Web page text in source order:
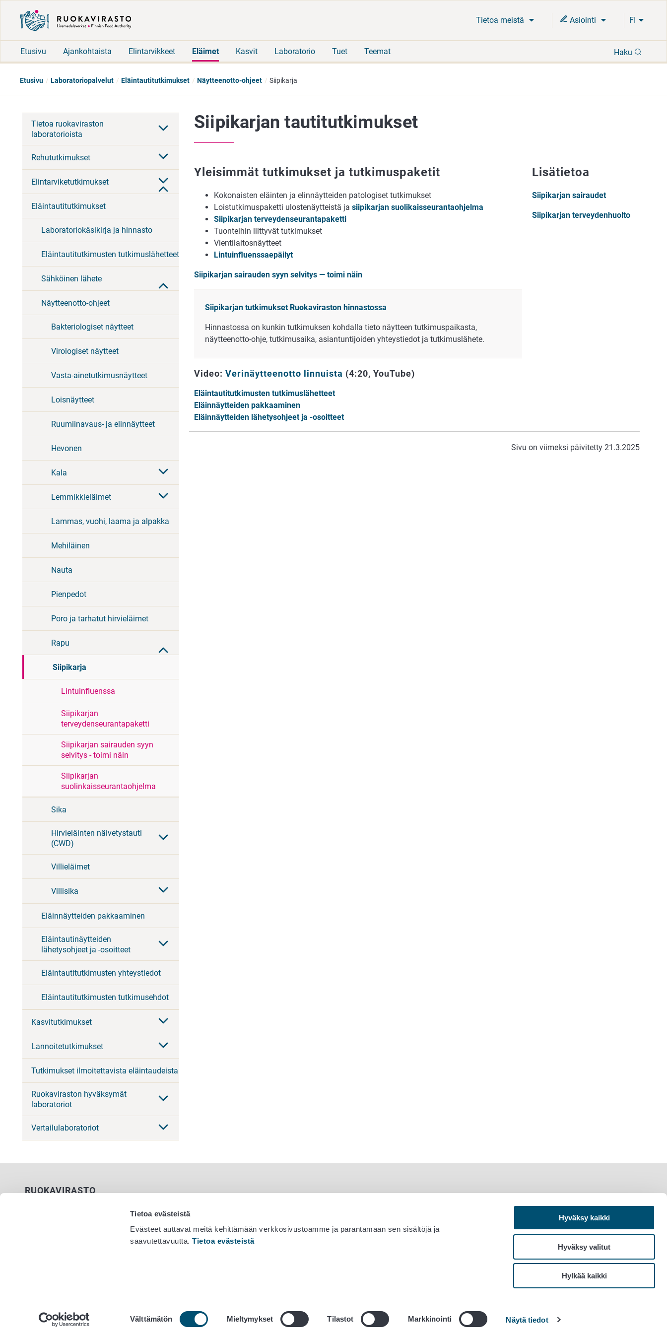
Tietoa evästeistä
Evästeet auttavat meitä kehittämään verkkosivustoamme ja parantamaan sen sisältöjä ja
saavutettavuutta.Tietoa evästeistä
Välttämätön Mieltymykset Tilastot Markkinointi Näytä tiedot
Hyväksy kaikki
Hyväksy valitut
Hylkää kaikki
Tietoa meistä Asiointi FI
Etusivu Ajankohtaista Elintarvikkeet Eläimet Kasvit Laboratorio Tuet Teemat Haku
Etusivu Laboratoriopalvelut Eläintautitutkimukset Näytteenotto-ohjeet Siipikarja
Tietoa ruokaviraston
laboratorioista
Rehututkimukset
Elintarviketutkimukset
Eläintautitutkimukset
Laboratoriokäsikirja ja hinnasto
Eläintautitutkimusten tutkimuslähetteet
Sähköinen lähete
Näytteenotto-ohjeet
Bakteriologiset näytteet
Virologiset näytteet
Vasta-ainetutkimusnäytteet
Loisnäytteet
Ruumiinavaus- ja elinnäytteet
Hevonen
Kala
Lemmikkieläimet
Lammas, vuohi, laama ja alpakka
Mehiläinen
Nauta
Pienpedot
Poro ja tarhatut hirvieläimet
Rapu
Siipikarja
Lintuinfluenssa
Siipikarjan
terveydenseurantapaketti
Siipikarjan sairauden syyn
selvitys - toimi näin
Siipikarjan
suolinkaisseurantaohjelma
Sika
Hirvieläinten näivetystauti
(CWD)
Villieläimet
Villisika
Eläinnäytteiden pakkaaminen
Eläintautinäytteiden
lähetysohjeet ja -osoitteet
Eläintautitutkimusten yhteystiedot
Eläintautitutkimusten tutkimusehdot
Kasvitutkimukset
Lannoitetutkimukset
Tutkimukset ilmoitettavista eläintaudeista
Ruokaviraston hyväksymät
laboratoriot
Vertailulaboratoriot
Siipikarjan tautitutkimukset
Yleisimmät tutkimukset ja tutkimuspaketit
Kokonaisten eläinten ja elinnäytteiden patologiset tutkimukset
Loistutkimuspaketti ulostenäytteistä ja siipikarjan suolikaisseurantaohjelma
Siipikarjan terveydenseurantapaketti
Tuonteihin liittyvät tutkimukset
Vientilaitosnäytteet
Lintuinfluenssaepäilyt
Siipikarjan sairauden syyn selvitys — toimi näin
Siipikarjan tutkimukset Ruokaviraston hinnastossa
Hinnastossa on kunkin tutkimuksen kohdalla tieto näytteen tutkimuspaikasta,
näytteenotto-ohje, tutkimusaika, asiantuntijoiden yhteystiedot ja tutkimuslähete.
Video: Verinäytteenotto linnuista (4:20, YouTube)
Eläintautitutkimusten tutkimuslähetteet
Eläinnäytteiden pakkaaminen
Eläinnäytteiden lähetysohjeet ja -osoitteet
Lisätietoa
Siipikarjan sairaudet
Siipikarjan terveydenhuolto
Sivu on viimeksi päivitetty 21.3.2025
RUOKAVIRASTO
Evästeasetukset